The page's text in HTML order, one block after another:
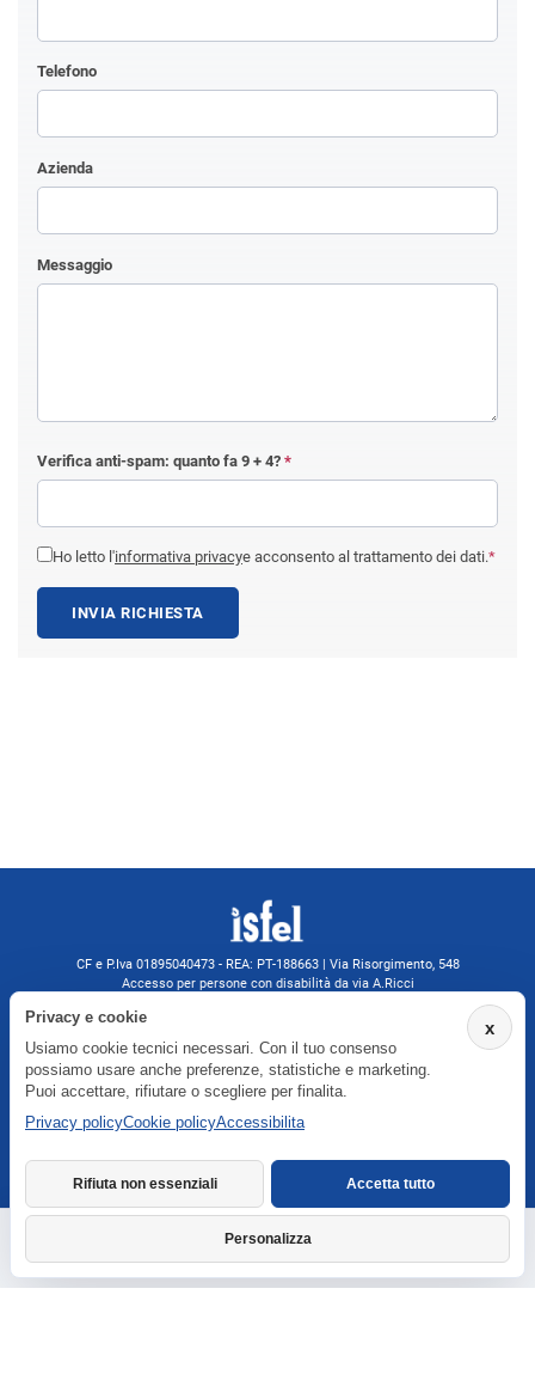
Telefono
Azienda
Messaggio
Verifica anti-spam: quanto fa 9 + 4? *
Ho letto l'informativa privacye acconsento al trattamento dei dati.*
INVIA RICHIESTA
CF e P.Iva 01895040473 - REA: PT-188663 | Via Risorgimento, 548
Accesso per persone con disabilità da via A.Ricci
isfel@pec.it
Informativa privacy
Agenzia formativa iscritta a Formatemp
x
Privacy e cookie
Usiamo cookie tecnici necessari. Con il tuo consenso
possiamo usare anche preferenze, statistiche e marketing.
Puoi accettare, rifiutare o scegliere per finalita.
Privacy policyCookie policyAccessibilita
Rifiuta non essenziali
Personalizza
Accetta tutto
Richiedi informazioni